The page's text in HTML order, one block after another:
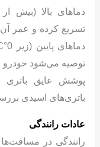
توصیه می‌شود خودرو
پوشش عایق باتری
باتری‌های اسیدی
عادات رانندگی
رانندگی در